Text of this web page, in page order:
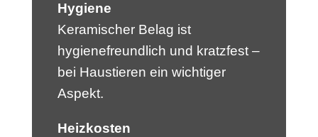
Hygiene
Keramischer Belag ist
hygienefreundlich und kratzfest –
bei Haustieren ein wichtiger
Aspekt.
Heizkosten